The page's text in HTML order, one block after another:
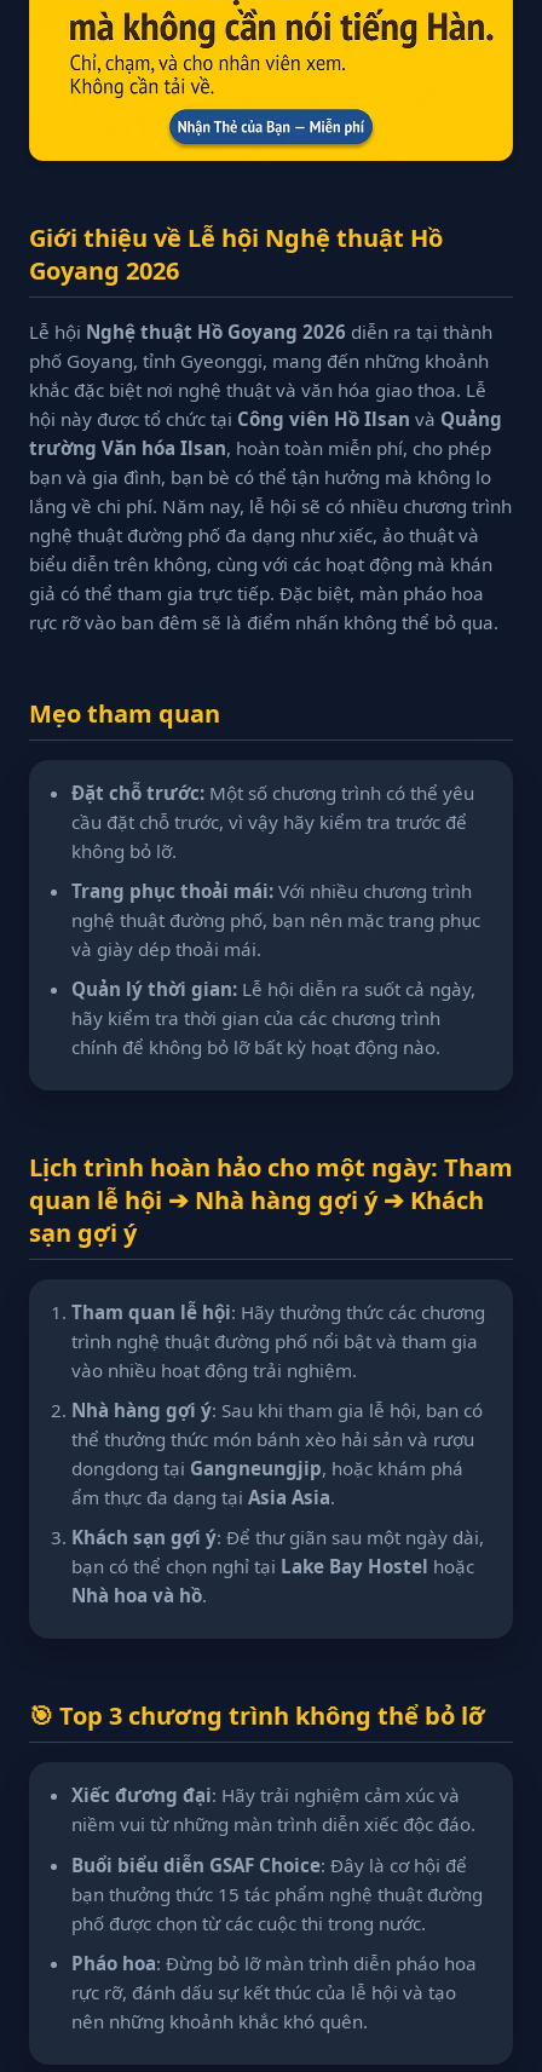
Giới thiệu về Lễ hội Nghệ thuật Hồ
Goyang 2026
Lễ hội Nghệ thuật Hồ Goyang 2026 diễn ra tại thành
phố Goyang, tỉnh Gyeonggi, mang đến những khoảnh
khắc đặc biệt nơi nghệ thuật và văn hóa giao thoa. Lễ
hội này được tổ chức tại Công viên Hồ Ilsan và Quảng
trường Văn hóa Ilsan, hoàn toàn miễn phí, cho phép
bạn và gia đình, bạn bè có thể tận hưởng mà không lo
lắng về chi phí. Năm nay, lễ hội sẽ có nhiều chương trình
nghệ thuật đường phố đa dạng như xiếc, ảo thuật và
biểu diễn trên không, cùng với các hoạt động mà khán
giả có thể tham gia trực tiếp. Đặc biệt, màn pháo hoa
rực rỡ vào ban đêm sẽ là điểm nhấn không thể bỏ qua.
Mẹo tham quan
Đặt chỗ trước: Một số chương trình có thể yêu
cầu đặt chỗ trước, vì vậy hãy kiểm tra trước để
không bỏ lỡ.
Trang phục thoải mái: Với nhiều chương trình
nghệ thuật đường phố, bạn nên mặc trang phục
và giày dép thoải mái.
Quản lý thời gian: Lễ hội diễn ra suốt cả ngày,
hãy kiểm tra thời gian của các chương trình
chính để không bỏ lỡ bất kỳ hoạt động nào.
Lịch trình hoàn hảo cho một ngày: Tham
quan lễ hội ➔ Nhà hàng gợi ý ➔ Khách
sạn gợi ý
Tham quan lễ hội: Hãy thưởng thức các chương
trình nghệ thuật đường phố nổi bật và tham gia
vào nhiều hoạt động trải nghiệm.
Nhà hàng gợi ý: Sau khi tham gia lễ hội, bạn có
thể thưởng thức món bánh xèo hải sản và rượu
dongdong tại Gangneungjip, hoặc khám phá
ẩm thực đa dạng tại Asia Asia.
Khách sạn gợi ý: Để thư giãn sau một ngày dài,
bạn có thể chọn nghỉ tại Lake Bay Hostel hoặc
Nhà hoa và hồ.
🎯 Top 3 chương trình không thể bỏ lỡ
Xiếc đương đại: Hãy trải nghiệm cảm xúc và
niềm vui từ những màn trình diễn xiếc độc đáo.
Buổi biểu diễn GSAF Choice: Đây là cơ hội để
bạn thưởng thức 15 tác phẩm nghệ thuật đường
phố được chọn từ các cuộc thi trong nước.
Pháo hoa: Đừng bỏ lỡ màn trình diễn pháo hoa
rực rỡ, đánh dấu sự kết thúc của lễ hội và tạo
nên những khoảnh khắc khó quên.